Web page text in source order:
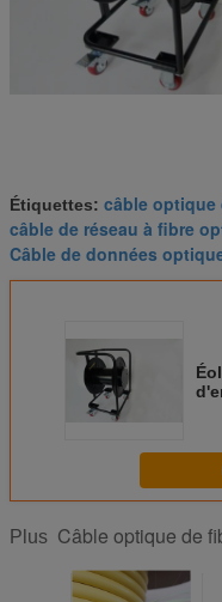
Étiquettes: câble optique
câble de réseau à fibre
Câble de données
Plus Câble optique de